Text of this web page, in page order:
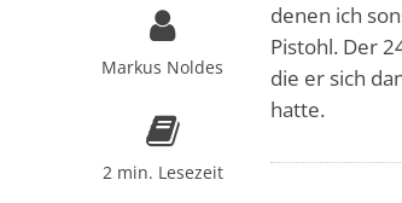
Markus Noldes
2 min. Lesezeit
denen ich
Pistohl. Der
die er sich
hatte.